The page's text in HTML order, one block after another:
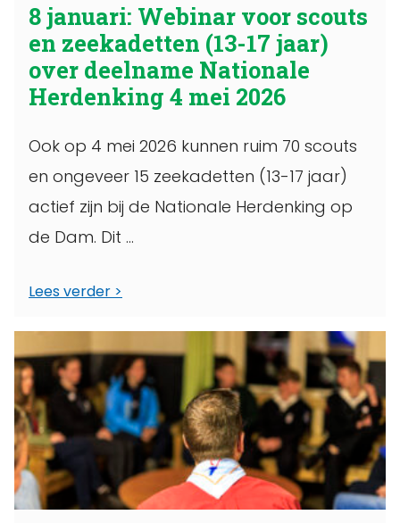
8 januari: Webinar voor scouts
en zeekadetten (13-17 jaar)
over deelname Nationale
Herdenking 4 mei 2026
Ook op 4 mei 2026 kunnen ruim 70 scouts
en ongeveer 15 zeekadetten (13-17 jaar)
actief zijn bij de Nationale Herdenking op
de Dam. Dit ...
Lees verder